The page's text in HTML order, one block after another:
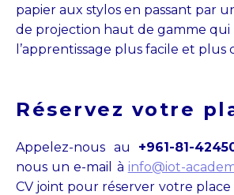
papier aux stylos en passant par
de projection haut de gamme qui
l’apprentissage plus facile et plus
Réservez votre
Appelez-nous au +961-81-
nous un e-mail à info@iot-
CV joint pour réserver votre place